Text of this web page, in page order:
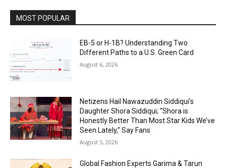
MOST POPULAR
EB-5 or H-1B? Understanding Two
Different Paths to a U.S. Green Card
August 6, 2026
Netizens Hail Nawazuddin Siddiqui’s
Daughter Shora Siddiqui; “Shora is
Honestly Better Than Most Star Kids We’ve
Seen Lately,” Say Fans
August 5, 2026
Global Fashion Experts Garima & Tarun